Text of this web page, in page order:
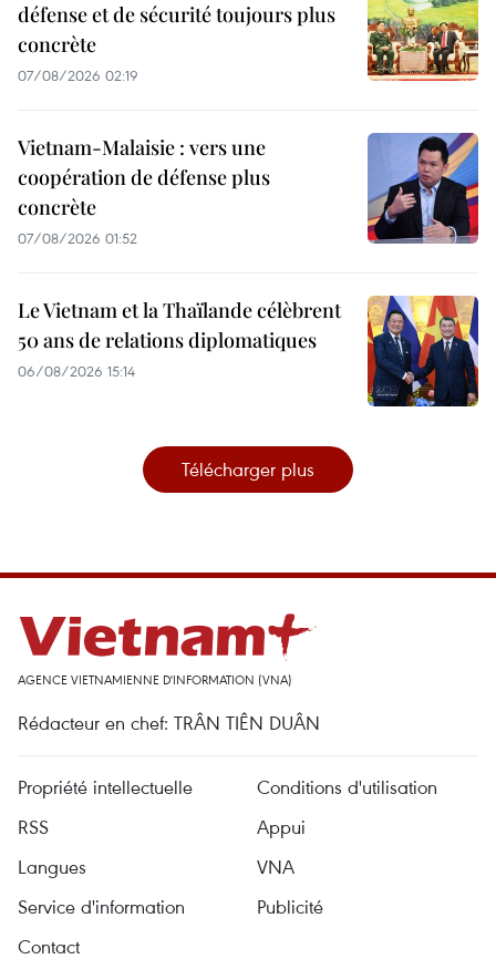
défense et de sécurité toujours plus
concrète
07/08/2026 02:19
Vietnam-Malaisie : vers une
coopération de défense plus
concrète
07/08/2026 01:52
Le Vietnam et la Thaïlande célèbrent
50 ans de relations diplomatiques
06/08/2026 15:14
Télécharger plus
AGENCE VIETNAMIENNE D'INFORMATION (VNA)
Rédacteur en chef: TRÂN TIÊN DUÂN
Propriété intellectuelle
Conditions d'utilisation
RSS
Appui
Langues
VNA
Service d'information
Publicité
Contact